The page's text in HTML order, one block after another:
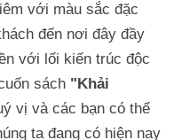
với màu sắc đặc
đến nơi đây đầy
với lối kiến trúc độc
sách "Khải
vị và các bạn có thể
ta đang có hiện nay